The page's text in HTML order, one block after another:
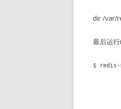
dir /var/
最后运行
$ redis-